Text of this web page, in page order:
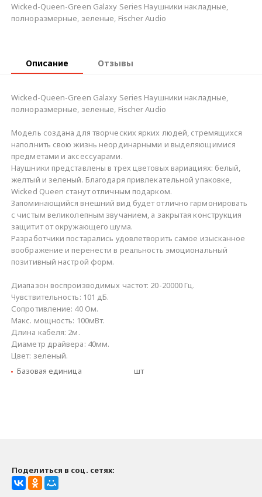
Wicked-Queen-Green Galaxy Series Наушники накладные,
полноразмерные, зеленые, Fischer Audio
Описание Отзывы
Wicked-Queen-Green Galaxy Series Наушники накладные,
полноразмерные, зеленые, Fischer Audio
Модель создана для творческих ярких людей, стремящихся
наполнить свою жизнь неординарными и выделяющимися
предметами и аксессуарами.
Наушники представлены в трех цветовых вариациях: белый,
желтый и зеленый. Благодаря привлекательной упаковке,
Wicked Queen станут отличным подарком.
Запоминающийся внешний вид будет отлично гармонировать
с чистым великолепным звучанием, а закрытая конструкция
защитит от окружающего шума.
Разработчики постарались удовлетворить самое изысканное
воображение и перенести в реальность эмоциональный
позитивный настрой форм.
Диапазон воспроизводимых частот: 20-20000 Гц.
Чувствительность: 101 дБ.
Сопротивление: 40 Ом.
Макс. мощность: 100мВт.
Длина кабеля: 2м.
Диаметр драйвера: 40мм.
Цвет: зеленый.
Базовая единица
шт
Поделиться в соц. сетях: